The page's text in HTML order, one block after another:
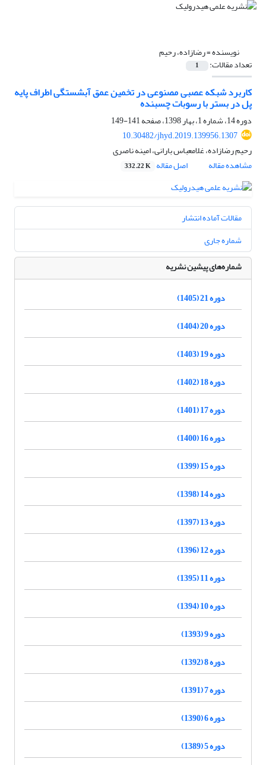
نویسنده =رضازاده، رحیم
تعداد مقالات: 1
کاربرد شبکه عصبی مصنوعی در تخمین عمق آبشستگی اطراف پایه
پل در بستر با رسوبات چسبنده
دوره 14، شماره 1، بهار 1398، صفحه
141-149
10.30482/jhyd.2019.139956.1307
رحیم رضازاده، غلامعباس بارانی، امینه ناصری
مشاهده مقاله
اصل مقاله 332.22 K
مقالات آماده انتشار
شماره جاری
شماره‌های پیشین نشریه
دوره 21 (1405)
دوره 20 (1404)
دوره 19 (1403)
دوره 18 (1402)
دوره 17 (1401)
دوره 16 (1400)
دوره 15 (1399)
دوره 14 (1398)
دوره 13 (1397)
دوره 12 (1396)
دوره 11 (1395)
دوره 10 (1394)
دوره 9 (1393)
دوره 8 (1392)
دوره 7 (1391)
دوره 6 (1390)
دوره 5 (1389)